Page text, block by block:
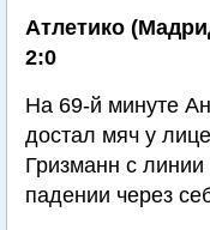
Атлетико
2:0
На 69-й минуте
достал мяч у
Гризманн с линии
падении через